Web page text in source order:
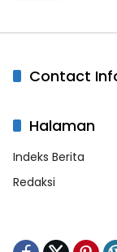
Contact
Halaman
Indeks Berita
Redaksi